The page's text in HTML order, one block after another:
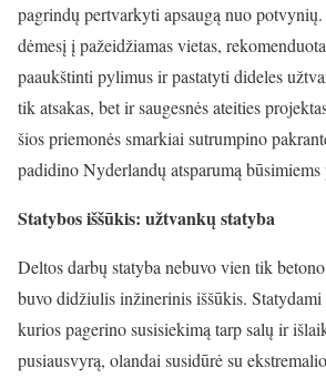
pagrindų pertvarkyti apsaugą nuo
dėmesį į pažeidžiamas vietas,
paaukštinti pylimus ir pastatyti dideles
tik atsakas, bet ir saugesnės ateities
šios priemonės smarkiai sutrumpino
padidino Nyderlandų atsparumą
Statybos iššūkis: užtvankų statyba
Deltos darbų statyba nebuvo vien tik
buvo didžiulis inžinerinis iššūkis. Statydami
kurios pagerino susisiekimą tarp salų ir
pusiausvyrą, olandai susidūrė su